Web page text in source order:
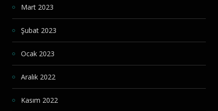
Mart 2023
Şubat 2023
Ocak 2023
Aralık 2022
Kasım 2022